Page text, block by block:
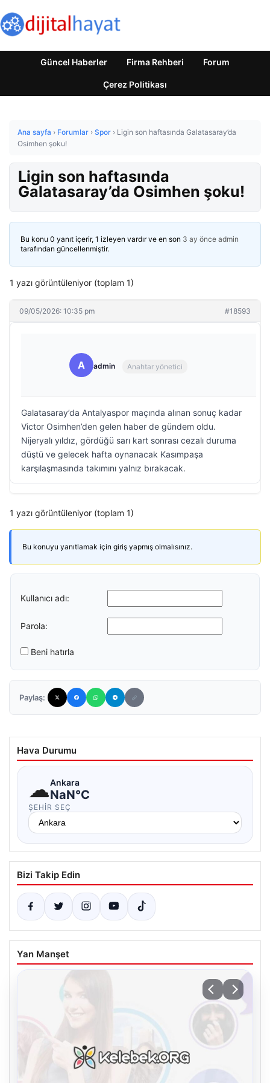
Güncel Haberler Firma Rehberi Forum
Çerez Politikası
Ana sayfa › Forumlar › Spor › Ligin son haftasında Galatasaray’da
Osimhen şoku!
Ligin son haftasında
Galatasaray’da Osimhen şoku!
Bu konu 0 yanıt içerir, 1 izleyen vardır ve en son 3 ay önce admin
tarafından güncellenmiştir.
1 yazı görüntüleniyor (toplam 1)
09/05/2026: 10:35 pm #18593
A admin Anahtar yönetici
Galatasaray’da Antalyaspor maçında alınan sonuç kadar
Victor Osimhen’den gelen haber de gündem oldu.
Nijeryalı yıldız, gördüğü sarı kart sonrası cezalı duruma
düştü ve gelecek hafta oynanacak Kasımpaşa
karşılaşmasında takımını yalnız bırakacak.
1 yazı görüntüleniyor (toplam 1)
Bu konuyu yanıtlamak için giriş yapmış olmalısınız.
Kullanıcı adı:
Parola:
Beni hatırla
Paylaş:
Hava Durumu
☁Ankara
NaN°C
ŞEHIR SEÇ
Bizi Takip Edin
Yan Manşet